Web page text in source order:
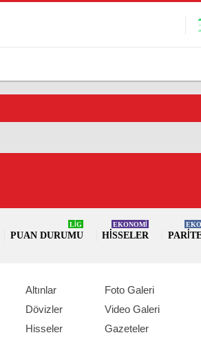
PUAN DURUMU
LİG
HISSELER
EKONOMİ
Altınlar
Dövizler
Hisseler
Foto Galeri
Video Galeri
Gazeteler